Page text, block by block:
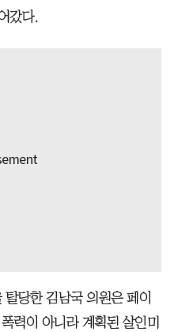
갔다.
당한 김남국 의원은 페이
력이 아니라 계획된 살인미